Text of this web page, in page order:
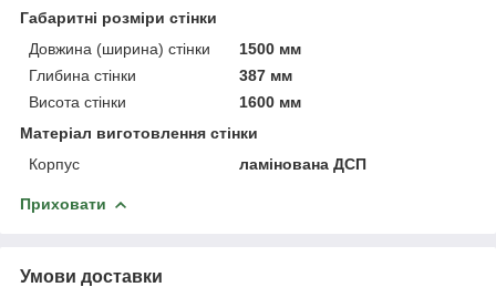
Габаритні розміри стінки
Довжина (ширина) стінки
1500 мм
Глибина стінки
387 мм
Висота стінки
1600 мм
Матеріал виготовлення стінки
Корпус
ламінована ДСП
Приховати
Умови доставки